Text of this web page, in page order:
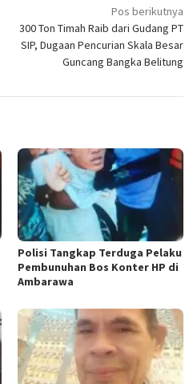
Pos berikutnya
300 Ton Timah Raib dari Gudang PT
SIP, Dugaan Pencurian Skala Besar
Guncang Bangka Belitung
Polisi Tangkap Terduga Pelaku
Pembunuhan Bos Konter HP di
Ambarawa